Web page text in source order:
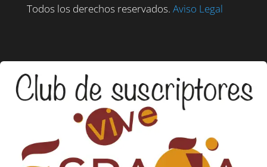
Todos los derechos reservados. Aviso Legal